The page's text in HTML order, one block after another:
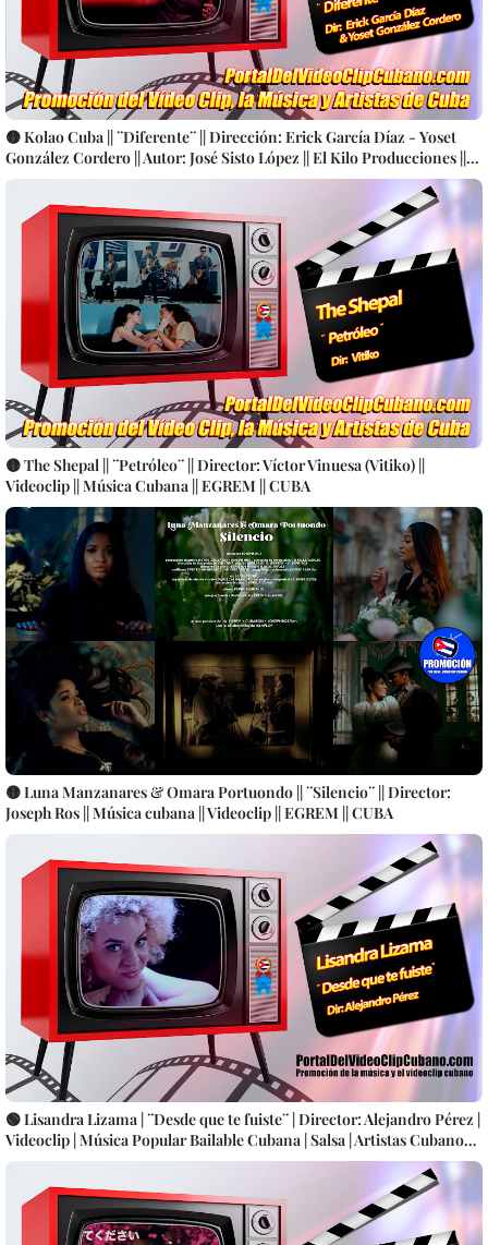
🟡 Kolao Cuba || ¨Diferente¨ || Dirección: Erick García Díaz - Yoset
González Cordero || Autor: José Sisto López || El Kilo Producciones ||
Videoclip || Música Cubana || Canción || CUBA
🟡 The Shepal || ¨Petróleo¨ || Director: Víctor Vinuesa (Vitiko) ||
Videoclip || Música Cubana || EGREM || CUBA
🟡 Luna Manzanares & Omara Portuondo || ¨Silencio¨ || Director:
Joseph Ros || Música cubana || Videoclip || EGREM || CUBA
🟢 Lisandra Lizama | ¨Desde que te fuiste¨ | Director: Alejandro Pérez |
Videoclip | Música Popular Bailable Cubana | Salsa | Artistas Cubanos |
Canción | CUBA